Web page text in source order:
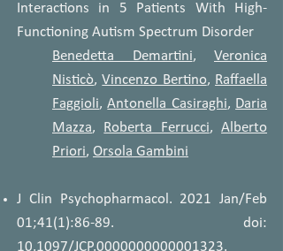
Interactions in 5 Patients With High-
Functioning Autism Spectrum Disorder
Benedetta Demartini, Veronica
Nisticò,Vincenzo Bertino, Raffaella
Faggioli,Antonella Casiraghi, Daria
Mazza, Roberta Ferrucci,Alberto
Priori, Orsola Gambini
J Clin Psychopharmacol. 2021 Jan/Feb
01;41(1):86-89. doi:
10.1097/JCP.0000000000001323.